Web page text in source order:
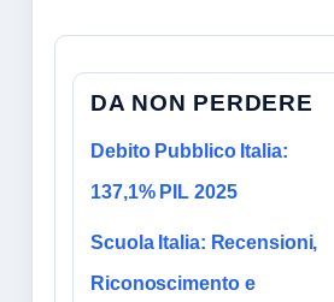
DA NON PERDERE
Debito Pubblico Italia:
137,1% PIL 2025
Scuola Italia: Recensioni,
Riconoscimento e